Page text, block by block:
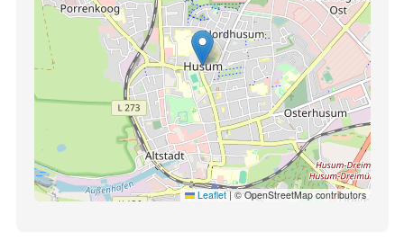
Leaflet |© OpenStreetMap contributors